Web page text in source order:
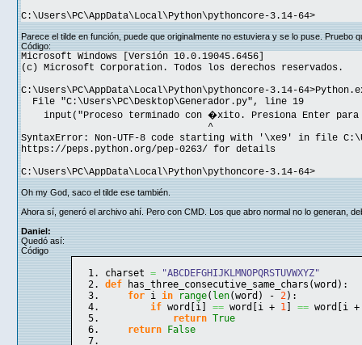
C:\Users\PC\AppData\Local\Python\pythoncore-3.14-64>
Parece el tilde en función, puede que originalmente no estuviera y se lo puse. Pruebo
Código:
Microsoft Windows [Versión 10.0.19045.6456]
(c) Microsoft Corporation. Todos los derechos reservados.
C:\Users\PC\AppData\Local\Python\pythoncore-3.14-
File "C:\Users\PC\Desktop\Generador.py", line 19
input("Proceso terminado con �xito. Presiona Enter
^
SyntaxError: Non-UTF-8 code starting with '\xe9' in file
https://peps.python.org/pep-0263/ for details
C:\Users\PC\AppData\Local\Python\pythoncore-3.14-64>
Oh my God, saco el tilde ese también.
Ahora sí, generó el archivo ahí. Pero con CMD. Los que abro normal no lo generan,
Daniel:
Quedó así:
Código
charset =
"ABCDEFGHIJKLMNOPQRSTUVWXYZ"
def has_three_consecutive_same_chars (word ) :
for i in range( len(word ) - 2) :
if word [i ] == word [i + 1 ] == word [i
return True
return False